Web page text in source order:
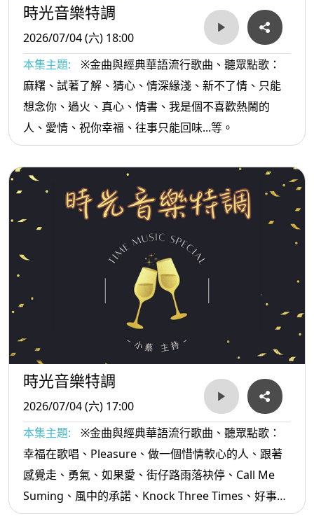
時光音樂特調
2026/07/04 (六) 18:00
本集主題:
※金曲與經典華語流行歌曲、聽眾點歌：
麻糬、試著了解、猜心、情深緣淺、新不了情、只能
想念你、過火、真心、情書、我是個不喜歡熱鬧的
人、愛情、祝你幸福、往事只能回味...等。
時光音樂特調
2026/07/04 (六) 17:00
本集主題:
※金曲與經典華語流行歌曲、聽眾點歌：
幸福在歌唱、Pleasure、做一個惜情軟心的人、跟著
感覺走、勇氣、如果愛、街仔路雨落袂停、Call Me
Suming、風中的承諾、Knock Three Times、好事雙
雙、喝酒講酒話、足芳足芳...等。